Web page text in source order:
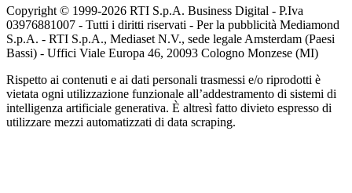
Copyright © 1999-2026 RTI S.p.A. Business Digital - P.Iva
03976881007 - Tutti i diritti riservati - Per la pubblicità Mediamond
S.p.A. - RTI S.p.A., Mediaset N.V., sede legale Amsterdam (Paesi
Bassi) - Uffici Viale Europa 46, 20093 Cologno Monzese (MI)
Rispetto ai contenuti e ai dati personali trasmessi e/o riprodotti è
vietata ogni utilizzazione funzionale all’addestramento di sistemi di
intelligenza artificiale generativa. È altresì fatto divieto espresso di
utilizzare mezzi automatizzati di data scraping.